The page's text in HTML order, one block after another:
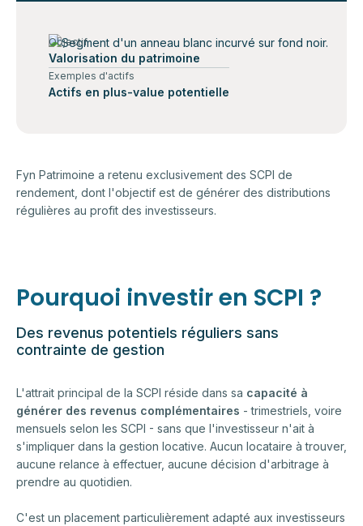
Objectif
Valorisation du patrimoine
Exemples d'actifs
Actifs en plus-value potentielle
Fyn Patrimoine a retenu exclusivement des SCPI de
rendement, dont l'objectif est de générer des distributions
régulières au profit des investisseurs.
Pourquoi investir en SCPI ?
Des revenus potentiels réguliers sans
contrainte de gestion
L'attrait principal de la SCPI réside dans sa capacité à
générer des revenus complémentaires - trimestriels, voire
mensuels selon les SCPI - sans que l'investisseur n'ait à
s'impliquer dans la gestion locative. Aucun locataire à trouver,
aucune relance à effectuer, aucune décision d'arbitrage à
prendre au quotidien.
C'est un placement particulièrement adapté aux investisseurs